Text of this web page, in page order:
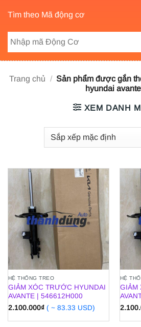
Tìm theo Mã động cơ
Trang chủ / Sản phẩm được gắn
hyundai
XEM DANH
HỆ THỐNG TREO
GIẢM XÓC TRƯỚC HYUNDAI
AVANTE | 546612H000
2.100.000₫ ( ~ 83.33 USD)
HỆ
GIẢM